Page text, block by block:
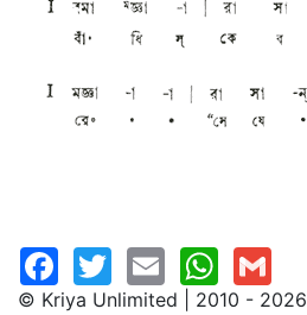
© Kriya Unlimited | 2010 - 2026